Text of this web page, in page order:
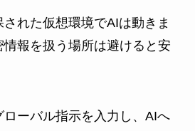
れた仮想環境でAIは動きま
報を扱う場所は避けると安
ーバル指示を入力し、AIへ